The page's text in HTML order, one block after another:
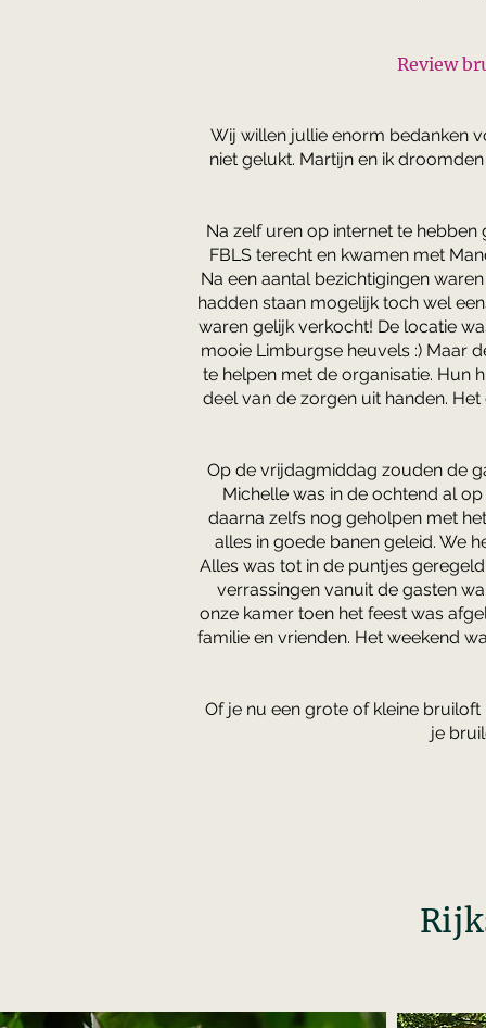
Review
Wij willen jullie enorm bedanken
niet gelukt. Martijn en ik
Na zelf uren op internet te
FBLS terecht en kwamen met
Na een aantal bezichtigingen
hadden staan mogelijk toch wel
waren gelijk verkocht! De locatie
mooie Limburgse heuvels :) Maar
te helpen met de organisatie. Hun
deel van de zorgen uit handen.
Op de vrijdagmiddag zouden de
Michelle was in de ochtend al
daarna zelfs nog geholpen met
alles in goede banen geleid. We
Alles was tot in de puntjes
verrassingen vanuit de gasten
onze kamer toen het feest was
familie en vrienden. Het weekend
Of je nu een grote of kleine
je